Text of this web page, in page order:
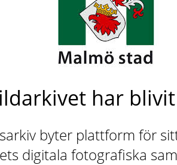
har
byter plattform för
digitala fotografiska